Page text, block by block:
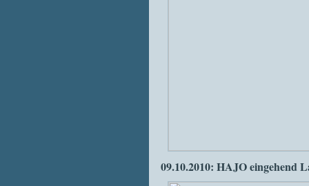
09.10.2010: HAJO eingehend